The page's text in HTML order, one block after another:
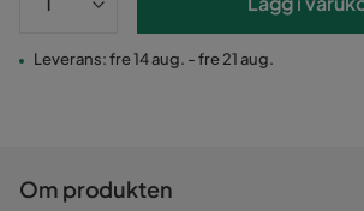
Leverans: fre 14 aug. - fre 21 aug.
Om produkten